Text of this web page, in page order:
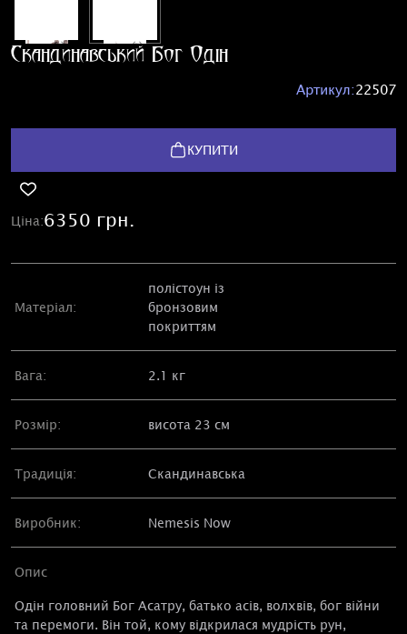
Скандинавський Бог Одін
Артикул:22507
КУПИТИ
Ціна:6350 грн.
Матеріал:
полістоун із
бронзовим
покриттям
Вага: 2.1 кг
Розмір: висота 23 см
Традиція: Скандинавська
Виробник: Nemesis Now
Опис
Одін головний Бог Асатру, батько асів, волхвів, бог війни
та перемоги. Він той, кому відкрилася мудрість рун,